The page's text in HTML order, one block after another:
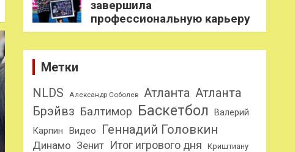
завершила
профессиональную карьеру
Метки
NLDS
Александр Соболев Атланта Атланта
Брэйвз Балтимор Баскетбол
Валерий
Карпин
Видео Геннадий Головкин
Динамо Зенит Итог игрового дня Криштиану